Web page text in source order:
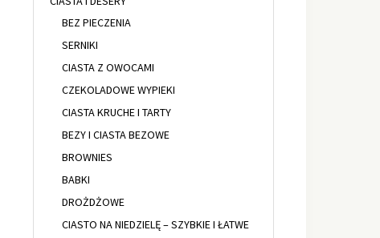
BEZ PIECZENIA
SERNIKI
CIASTA Z OWOCAMI
CZEKOLADOWE WYPIEKI
CIASTA KRUCHE I TARTY
BEZY I CIASTA BEZOWE
BROWNIES
BABKI
DROŻDŻOWE
CIASTO NA NIEDZIELĘ – SZYBKIE I ŁATWE